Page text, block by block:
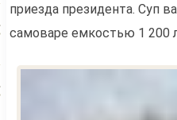
приезда президента. Суп
самоваре емкостью 1 200